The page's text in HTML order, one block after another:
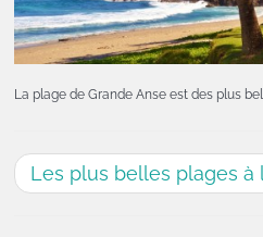
La plage de Grande Anse est des plus
Les plus belles plages à